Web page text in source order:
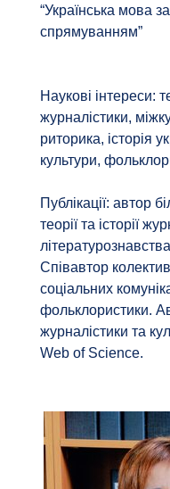
“Українська мова
спрямуванням”
Наукові інтереси:
журналістики,
риторика, історія
культури,
Публікації: автор
теорії та історії
Співавтор
соціальних
фольклористики.
журналістики та
Web of Science.